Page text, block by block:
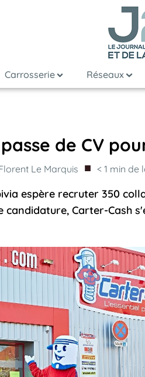
Carrosserie Réseaux
de CV
Le Marquis ■ < 1 min de
espère recruter 350
Carter-Cash